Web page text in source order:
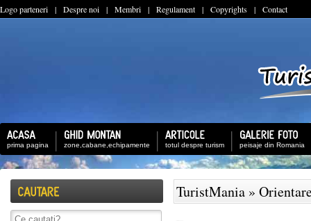
Logo parteneri | Despre noi | Membri | Regulament | Copyrights | Contact
prima pagina zone,cabane,echipamente totul despre turism peisaje din Romania
TuristMania »